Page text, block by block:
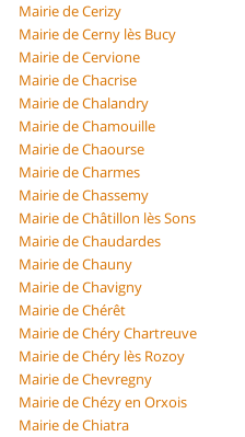
Mairie de Cerizy
Mairie de Cerny lès Bucy
Mairie de Cervione
Mairie de Chacrise
Mairie de Chalandry
Mairie de Chamouille
Mairie de Chaourse
Mairie de Charmes
Mairie de Chassemy
Mairie de Châtillon lès Sons
Mairie de Chaudardes
Mairie de Chauny
Mairie de Chavigny
Mairie de Chérêt
Mairie de Chéry Chartreuve
Mairie de Chéry lès Rozoy
Mairie de Chevregny
Mairie de Chézy en Orxois
Mairie de Chiatra